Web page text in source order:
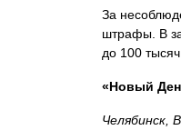
За
штрафы. В
до 100
«Новый
Челябинск,